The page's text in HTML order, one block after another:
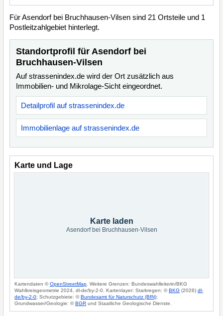
Für Asendorf bei Bruchhausen-Vilsen sind 21 Ortsteile und 1
Postleitzahlgebiet hinterlegt.
Standortprofil für Asendorf bei
Bruchhausen-Vilsen
Auf strassenindex.de wird der Ort zusätzlich aus
Immobilien- und Mikrolage-Sicht eingeordnet.
Detailprofil auf strassenindex.de
Immobilienlage auf strassenindex.de
Karte und Lage
Karte laden
Asendorf bei Bruchhausen-Vilsen
Kartendaten ©OpenStreetMap . Weitere Grenzen: Bundeswahlleiterin/BKG
Wahlkreisgeometrie 2024, dl-de/by-2-0. Kartenlayer: Starkregen: ©BKG (2026) dl-
de/by-2-0; Schutzgebiete: ©Bundesamt für Naturschutz (BfN);
Grundwasser/Geologie: ©BGR und Staatliche Geologische Dienste.